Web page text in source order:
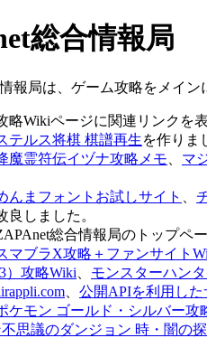
総合情報局
報局は、ゲーム攻略をメイ
略Wikiページに関連リンクを
テルス将棋 棋譜再生を作りま
魔霊符伝イヅナ攻略メモ マ
んまフォントお試しサイト
良しました。
総合情報局のトップペ
マブラX攻略＋ファンサイト
）攻略Wiki
モンスターハン
公開APIを利用し
ケモン ゴールド・シルバー攻
思議のダンジョン 時・闇の